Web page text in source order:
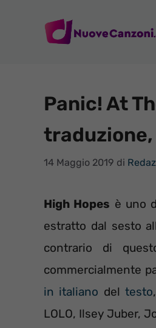
Panic! At
14 Maggio 2019 di
High Hopes è uno
estratto dal sesto
contrario di
commercialmente
in italiano deltesto
LOLO, Ilsey Juber,